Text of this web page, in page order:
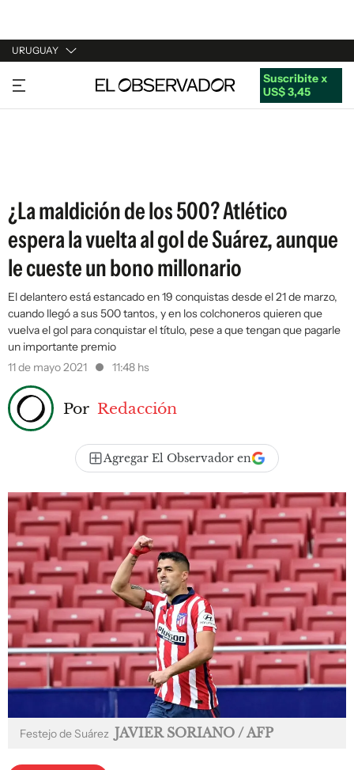
URUGUAY
URUGUAY
ARGENTINA
Suscribite x
US$ 3,45
¿La maldición de los 500? Atlético
espera la vuelta al gol de Suárez, aunque
le cueste un bono millonario
El delantero está estancado en 19 conquistas desde el 21 de marzo,
cuando llegó a sus 500 tantos, y en los colchoneros quieren que
vuelva el gol para conquistar el título, pese a que tengan que pagarle
un importante premio
11 de mayo 2021
11:48 hs
Por Redacción
Agregar El Observador en
Festejo de Suárez JAVIER SORIANO / AFP